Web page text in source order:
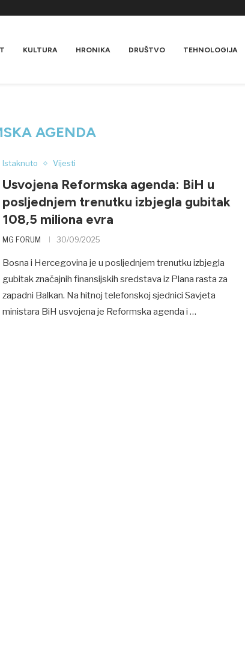
KULTURA HRONIKA DRUŠTVO TEHNOLOGIJA
AGENDA
Istaknuto Vijesti
Usvojena Reformska agenda: BiH u
posljednjem trenutku izbjegla gubitak
108,5 miliona evra
MG FORUM 30/09/2025
Bosna i Hercegovina je u posljednjem trenutku izbjegla
gubitak značajnih finansijskih sredstava iz Plana rasta za
zapadni Balkan. Na hitnoj telefonskoj sjednici Savjeta
ministara BiH usvojena je Reformska agenda i …